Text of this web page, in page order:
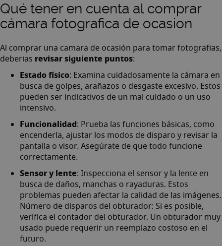
Qué tener en cuenta al comprar
cámara fotografica de ocasion
Al comprar una camara de ocasión para tomar fotografias,
deberias revisar siguiente puntos:
Estado físico: Examina cuidadosamente la cámara en
busca de golpes, arañazos o desgaste excesivo. Estos
pueden ser indicativos de un mal cuidado o un uso
intensivo.
Funcionalidad: Prueba las funciones básicas, como
encenderla, ajustar los modos de disparo y revisar la
pantalla o visor. Asegúrate de que todo funcione
correctamente.
Sensor y lente: Inspecciona el sensor y la lente en
busca de daños, manchas o rayaduras. Estos
problemas pueden afectar la calidad de las imágenes.
Número de disparos del obturador: Si es posible,
verifica el contador del obturador. Un obturador muy
usado puede requerir un reemplazo costoso en el
futuro.